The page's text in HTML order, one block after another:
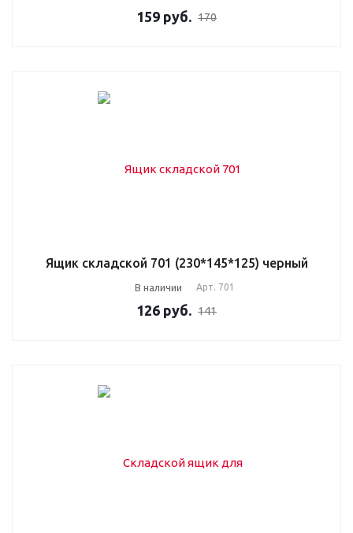
159 руб. 170
Ящик складской 701 (230*145*125) черный
В наличии Арт. 701
126 руб. 141